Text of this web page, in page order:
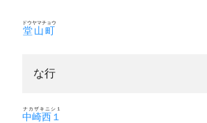
堂山町
ドウヤマチョウ
な行
中崎西１
ナカザキニシ１